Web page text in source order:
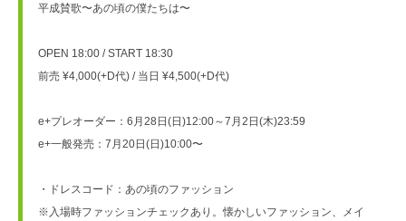
平成賛歌〜あの頃の僕たちは〜
OPEN 18:00 / START 18:30
前売 ¥4,000(+D代) / 当日 ¥4,500(+D代)
e+プレオーダー：6月28日(日)12:00～7月2日(木)23:59
e+一般発売：7月20日(日)10:00〜
・ドレスコード：あの頃のファッション
※入場時ファッションチェックあり。懐かしいファッション、メイ